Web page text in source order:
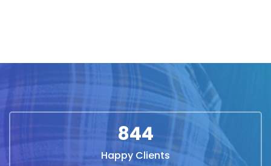
844
Happy Clients